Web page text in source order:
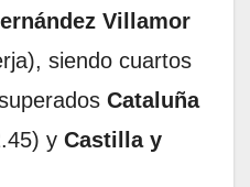
Villamor
siendo cuartos
Cataluña
y Castilla y